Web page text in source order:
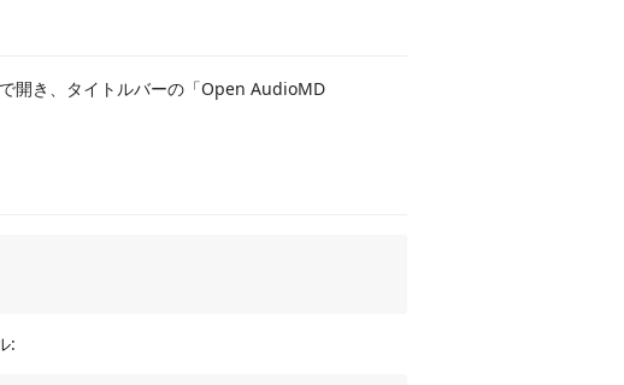
開き、タイトルバーの「Open AudioMD
: